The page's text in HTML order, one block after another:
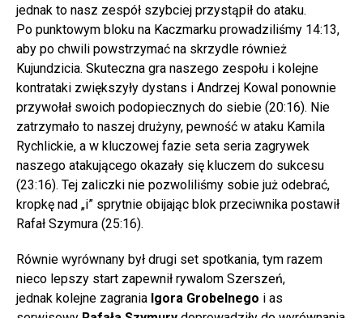
jednak to nasz zespół szybciej przystąpił do ataku.
Po punktowym bloku na Kaczmarku prowadziliśmy 14:13,
aby po chwili powstrzymać na skrzydle również
Kujundzicia. Skuteczna gra naszego zespołu i kolejne
kontrataki zwiększyły dystans i Andrzej Kowal ponownie
przywołał swoich podopiecznych do siebie (20:16). Nie
zatrzymało to naszej drużyny, pewność w ataku Kamila
Rychlickie, a w kluczowej fazie seta seria zagrywek
naszego atakującego okazały się kluczem do sukcesu
(23:16). Tej zaliczki nie pozwoliliśmy sobie już odebrać,
kropkę nad „i” sprytnie obijając blok przeciwnika postawił
Rafał Szymura (25:16).
Równie wyrównany był drugi set spotkania, tym razem
nieco lepszy start zapewnił rywalom Szerszeń,
jednak kolejne zagrania Igora Grobelnego i as